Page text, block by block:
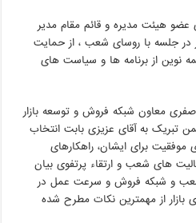
هیئت مدیره و قائم مقام مدیر
در جلسه با روسای شعب ، از حمایت
نوین از برنامه ها و سیاست های
معاون شبکه فروش و توسعه بازار
به آقای عزیزی بابت انتخاب
برای ایشان، راهکارهای
های شعب و ارتقاء پرتفوی بیان
شعب و شبکه فروش و سرعت عمل در
بازار از مهمترین نکات مطرح شده